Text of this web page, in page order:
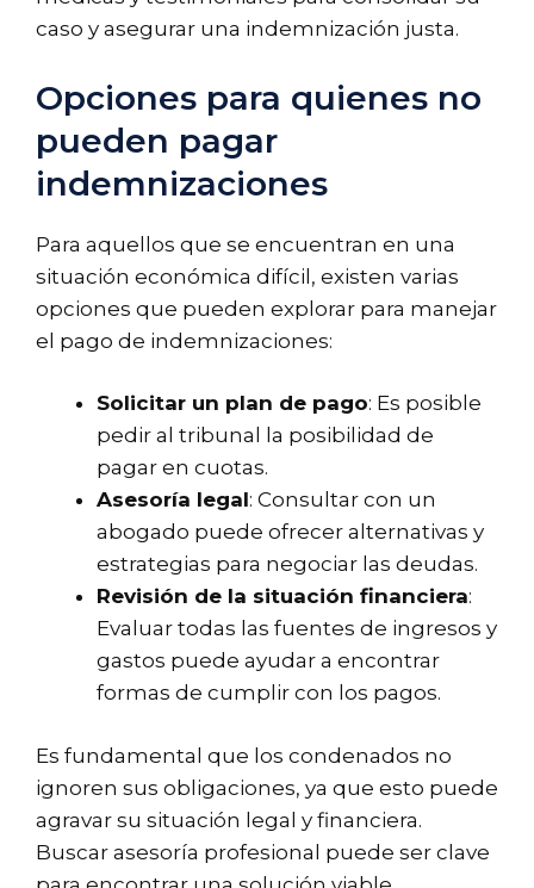
caso y asegurar una indemnización justa.
Opciones para quienes no
pueden pagar
indemnizaciones
Para aquellos que se encuentran en una
situación económica difícil, existen varias
opciones que pueden explorar para manejar
el pago de indemnizaciones:
Solicitar un plan de pago: Es posible
pedir al tribunal la posibilidad de
pagar en cuotas.
Asesoría legal: Consultar con un
abogado puede ofrecer alternativas y
estrategias para negociar las deudas.
Revisión de la situación financiera:
Evaluar todas las fuentes de ingresos y
gastos puede ayudar a encontrar
formas de cumplir con los pagos.
Es fundamental que los condenados no
ignoren sus obligaciones, ya que esto puede
agravar su situación legal y financiera.
Buscar asesoría profesional puede ser clave